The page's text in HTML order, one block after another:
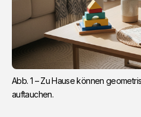
Abb. 1 – Zu Hause können
auftauchen.